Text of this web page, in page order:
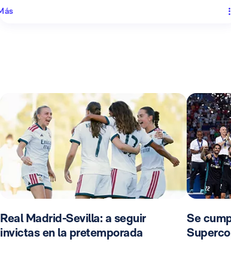
Real Madrid-Sevilla: a seguir
invictas en la pretemporada
Se